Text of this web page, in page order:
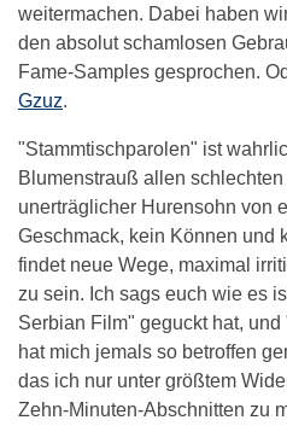
weitermachen. Dabei haben
den absolut schamlosen
Fame-Samples gesprochen.
Gzuz.
"Stammtischparolen" ist
Blumenstrauß allen
unerträglicher Hurensohn von
Geschmack, kein Können und
findet neue Wege, maximal
zu sein. Ich sags euch wie es
Serbian Film" geguckt hat,
hat mich jemals so betroffen
das ich nur unter größtem
Zehn-Minuten-Abschnitten zu